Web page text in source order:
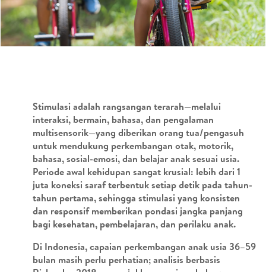
Stimulasi adalah rangsangan terarah—melalui
interaksi, bermain, bahasa, dan pengalaman
multisensorik—yang diberikan orang tua/pengasuh
untuk mendukung perkembangan otak, motorik,
bahasa, sosial-emosi, dan belajar anak sesuai usia.
Periode awal kehidupan sangat krusial: lebih dari 1
juta koneksi saraf terbentuk setiap detik pada tahun-
tahun pertama, sehingga stimulasi yang konsisten
dan responsif memberikan pondasi jangka panjang
bagi kesehatan, pembelajaran, dan perilaku anak.
Di Indonesia, capaian perkembangan anak usia 36–59
bulan masih perlu perhatian; analisis berbasis